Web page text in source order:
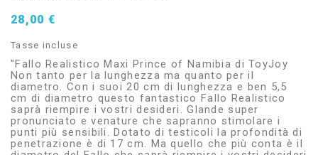
28,00 €
Tasse incluse
"Fallo Realistico Maxi Prince of Namibia di ToyJoy
Non tanto per la lunghezza ma quanto per il
diametro. Con i suoi 20 cm di lunghezza e ben 5,5
cm di diametro questo fantastico Fallo Realistico
saprà riempire i vostri desideri. Glande super
pronunciato e venature che sapranno stimolare i
punti più sensibili. Dotato di testicoli la profondità di
penetrazione è di 17 cm. Ma quello che più conta è il